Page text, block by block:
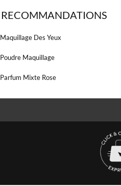
RECOMMANDATIONS
Maquillage Des Yeux
Poudre Maquillage
Parfum Mixte Rose